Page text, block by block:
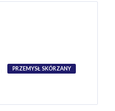
PRZEMYSŁ SKÓRZANY